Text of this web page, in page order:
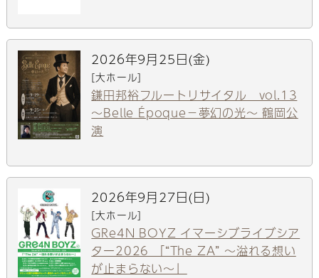
2026年9月25日(金)
[大ホール]
鎌田邦裕フルートリサイタル vol.13
～Belle Époque－夢幻の光～ 鶴岡公
演
2026年9月27日(日)
[大ホール]
GRe4N BOYZ イマーシブライブシア
ター2026 「“The ZA” 〜溢れる想い
が止まらない〜」